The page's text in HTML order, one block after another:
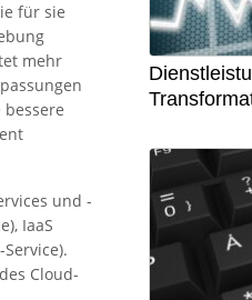
für sie
mehr
und -
IaaS
Cloud-